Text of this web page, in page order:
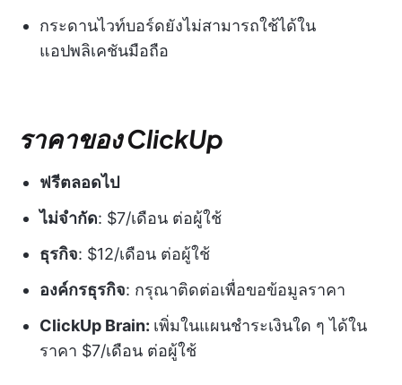
กระดานไวท์บอร์ดยังไม่สามารถใช้ได้ใน
แอปพลิเคชันมือถือ
ราคาของ ClickUp
ฟรีตลอดไป
ไม่จำกัด: $7/เดือน ต่อผู้ใช้
ธุรกิจ: $12/เดือน ต่อผู้ใช้
องค์กรธุรกิจ: กรุณาติดต่อเพื่อขอข้อมูลราคา
ClickUp Brain: เพิ่มในแผนชำระเงินใด ๆ ได้ใน
ราคา $7/เดือน ต่อผู้ใช้